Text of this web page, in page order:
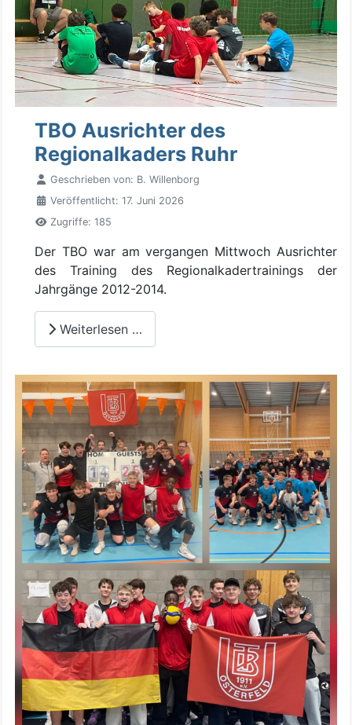
TBO Ausrichter des
Regionalkaders Ruhr
Geschrieben von: B. Willenborg
Veröffentlicht: 17. Juni 2026
Zugriffe: 185
Der TBO war am vergangen Mittwoch Ausrichter
des Training des Regionalkadertrainings der
Jahrgänge 2012-2014.
Weiterlesen …